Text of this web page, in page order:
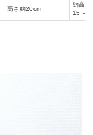
高さ約20cm
約高さ
15～